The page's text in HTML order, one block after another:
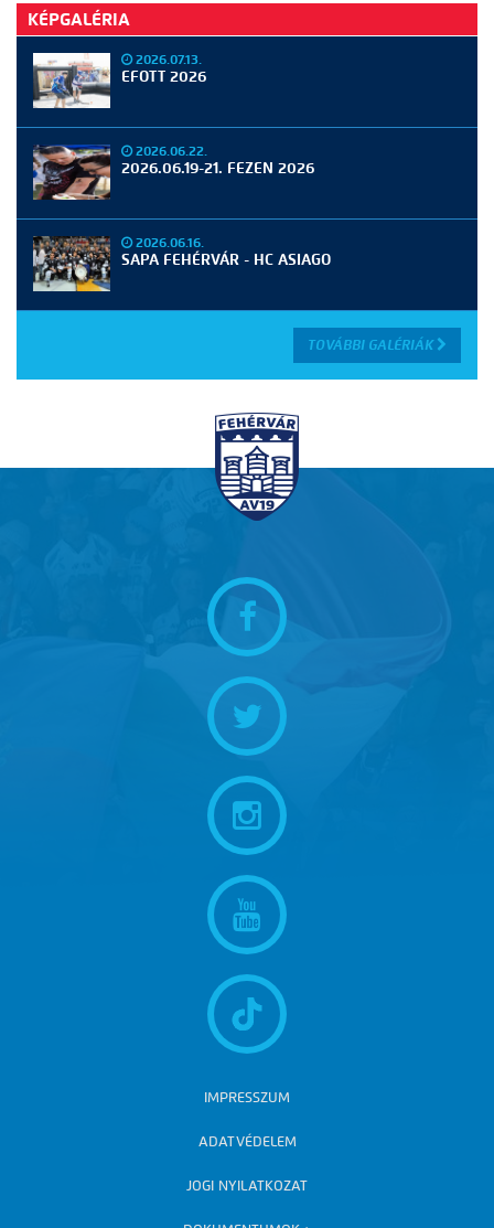
KÉPGALÉRIA
2026.07.13.
EFOTT 2026
2026.06.22.
2026.06.19-21. FEZEN 2026
2026.06.16.
SAPA FEHÉRVÁR - HC ASIAGO
TOVÁBBI GALÉRIÁK
IMPRESSZUM
ADATVÉDELEM
JOGI NYILATKOZAT